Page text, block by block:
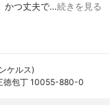
かつ丈夫で…続きを見る
ケルス)
徳包丁 10055-880-0